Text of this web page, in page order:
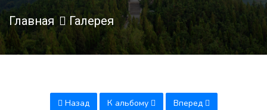
Главная Галерея
Назад К альбому Вперед